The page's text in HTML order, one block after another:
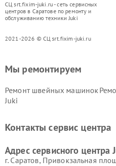
СЦ srt.fixim-juki.ru - сеть сервисных
центров в Саратове по ремонту и
обслуживанию техники Juki
2021-2026 © СЦ srt.fixim-juki.ru
Мы ремонтируем
Ремонт швейных машинок
Juki
Контакты сервис центра
Адрес сервисного центра
г. Саратов, Привокзальная